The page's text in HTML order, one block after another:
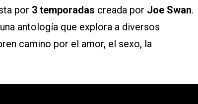
por 3 temporadas creada por Joe Swan.
antología que explora a diversos
camino por el amor, el sexo, la